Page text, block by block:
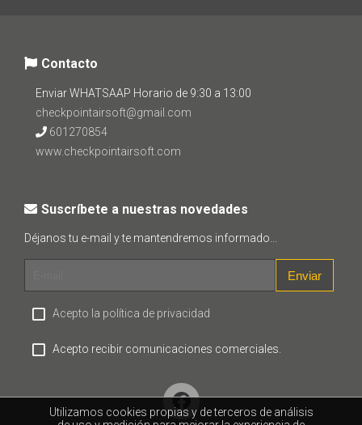
Contacto
Enviar WHATSAAP Horario de 9:30 a 13:00
checkpointairsoft@gmail.com
601270854
www.checkpointairsoft.com
Suscríbete a nuestras novedades
Déjanos tu e-mail y te mantendremos informado...
Enviar
Acepto la política de privacidad
Acepto recibir comunicaciones comerciales.
Utilizamos cookies propias y de terceros de análisis